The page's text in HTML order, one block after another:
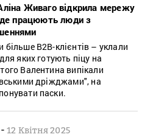
Живаго відкрила мережу
де працюють люди з
B2B-клієнтів – уклали
яких готують піцу на
Валентина випікали
дріжджами", на
паски.
-12 Квітня 2025